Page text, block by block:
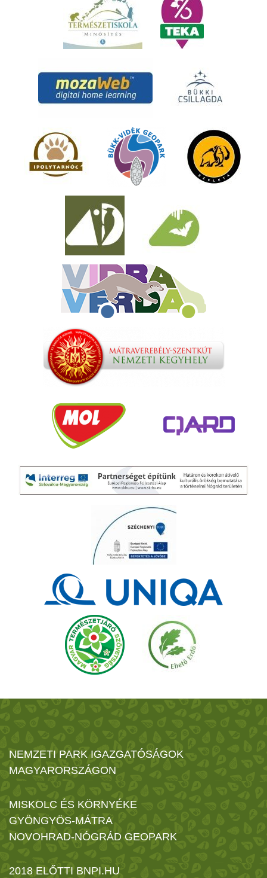
NEMZETI PARK IGAZGATÓSÁGOK
MAGYARORSZÁGON
MISKOLC ÉS KÖRNYÉKE
GYÖNGYÖS-MÁTRA
NOVOHRAD-NÓGRÁD GEOPARK
2018 ELŐTTI BNPI.HU